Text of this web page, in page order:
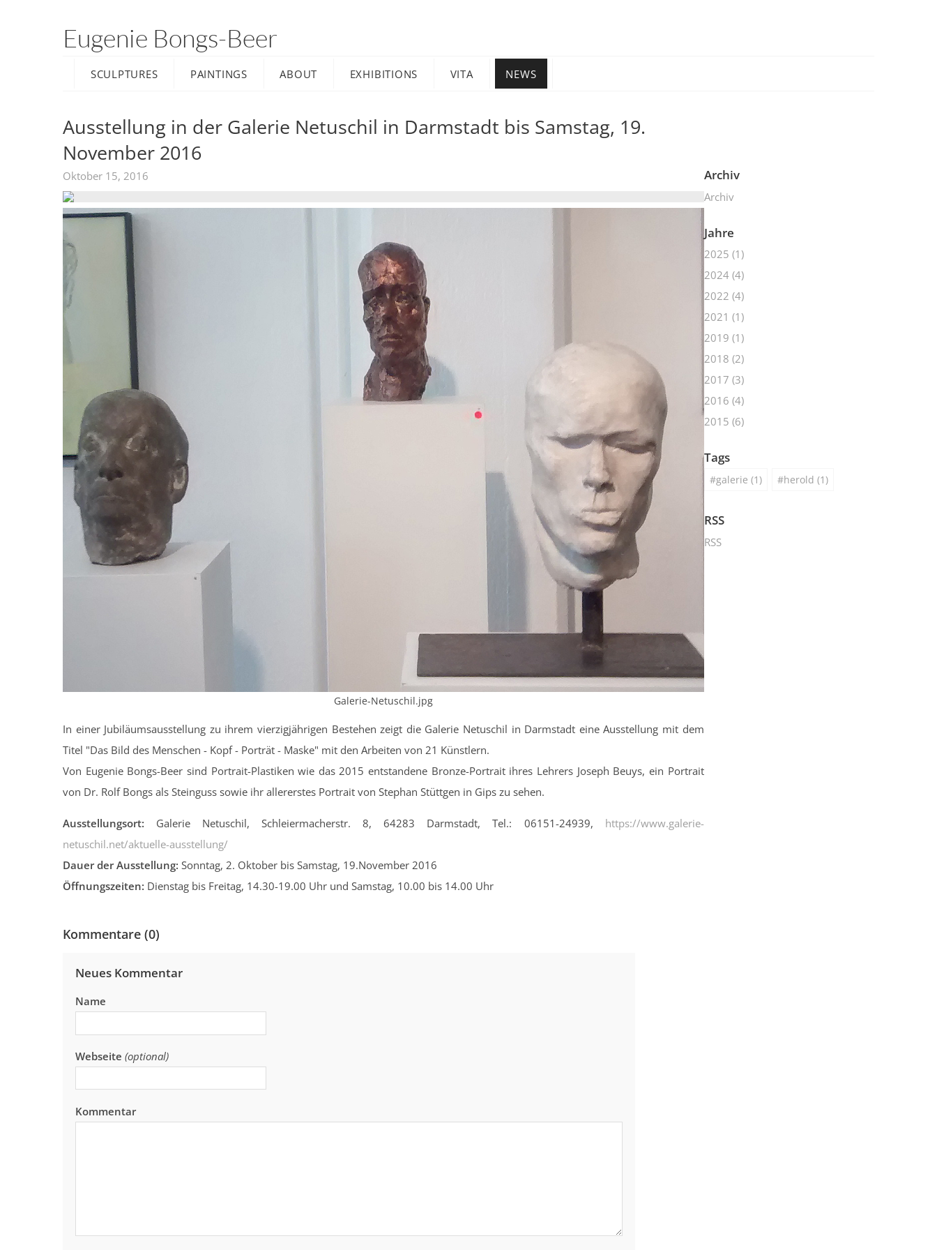
Eugenie Bongs-Beer
SCULPTURES PAINTINGS ABOUT EXHIBITIONS VITA NEWS
Ausstellung in der Galerie Netuschil in Darmstadt bis Samstag, 19.
November 2016
Oktober 15, 2016
Galerie-Netuschil.jpg
In einer Jubiläumsausstellung zu ihrem vierzigjährigen Bestehen zeigt die Galerie Netuschil in Darmstadt eine Ausstellung mit dem
Titel "Das Bild des Menschen - Kopf - Porträt - Maske" mit den Arbeiten von 21 Künstlern.
Von Eugenie Bongs-Beer sind Portrait-Plastiken wie das 2015 entstandene Bronze-Portrait ihres Lehrers Joseph Beuys, ein Portrait
von Dr. Rolf Bongs als Steinguss sowie ihr allererstes Portrait von Stephan Stüttgen in Gips zu sehen.
Ausstellungsort: Galerie Netuschil, Schleiermacherstr. 8, 64283 Darmstadt, Tel.: 06151-24939, https://www.galerie-
netuschil.net/aktuelle-ausstellung/
Dauer der Ausstellung: Sonntag, 2. Oktober bis Samstag, 19.November 2016
Öffnungszeiten: Dienstag bis Freitag, 14.30-19.00 Uhr und Samstag, 10.00 bis 14.00 Uhr
Kommentare (0)
Neues Kommentar
Name
Webseite(optional)
Kommentar
Archiv
Archiv
Jahre
2025 (1)
2024(4)
2022 (4)
2021 (1)
2019 (1)
2018 (2)
2017 (3)
2016 (4)
2015 (6)
Tags
galerie (1) herold (1)
RSS
RSS